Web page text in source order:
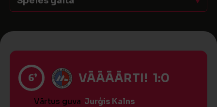
6’ VĀĀĀĀRTI! 1:0
Vārtus guva Jurģis Kalns